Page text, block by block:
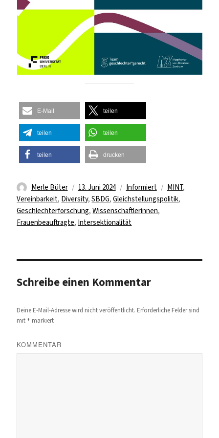
E-Mail teilen
teilen teilen
teilen drucken
Autor
Merle Büter
Veröffentlicht
am
13. Juni 2024 Kategorien
Informiert Schlagwörter
MINT,
Vereinbarkeit, Diversity,SBDG,Gleichstellungspolitik,
Geschlechterforschung,Wissenschaftlerinnen,
Frauenbeauftragte, Intersektionalität
Schreibe einen Kommentar
Deine E-Mail-Adresse wird nicht veröffentlicht. Erforderliche Felder sind
mit * markiert
KOMMENTAR